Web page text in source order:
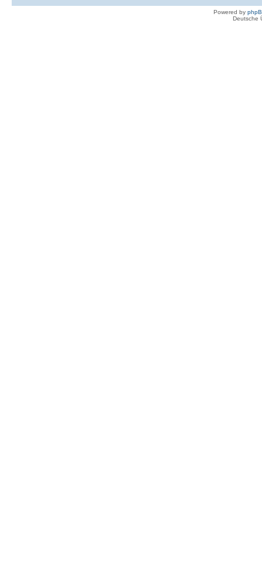
Powered by
Deutsche